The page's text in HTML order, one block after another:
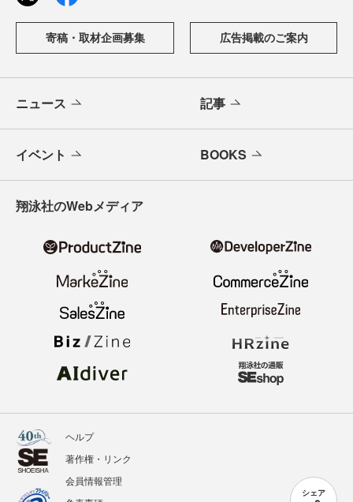
シェア
寄稿・取材企画募集 広告掲載のご案内
ニュース 記事
イベント BOOKS
翔泳社のWebメディア
ヘルプ
著作権・リンク
会員情報管理